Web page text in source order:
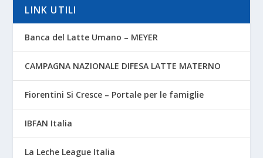
LINK UTILI
Banca del Latte Umano – MEYER
CAMPAGNA NAZIONALE DIFESA LATTE MATERNO
Fiorentini Si Cresce – Portale per le famiglie
IBFAN Italia
La Leche League Italia